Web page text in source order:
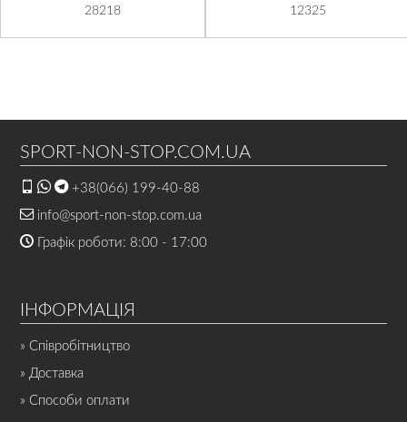
28218
12325
SPORT-NON-STOP.COM.UA
+38(066) 199-40-88
info@sport-non-stop.com.ua
Графік роботи: 8:00 - 17:00
ІНФОРМАЦІЯ
» Співробітництво
» Доставка
» Способи оплати